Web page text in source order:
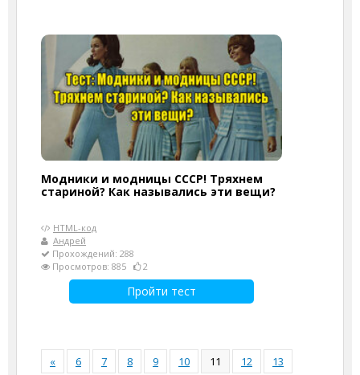
Модники и модницы СССР! Тряхнем
стариной? Как назывались эти вещи?
HTML-код
Андрей
Прохождений: 288
Просмотров: 885
2
Пройти тест
« 6 7 8 9 10 11 12
13